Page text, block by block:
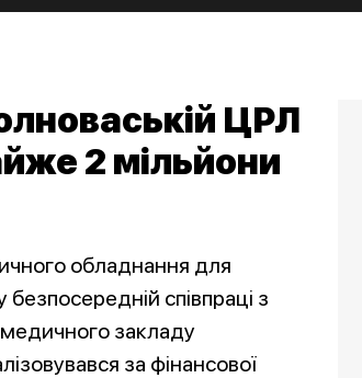
ЦРЛ
2 мільйони
обладнання для
безпосередній співпраці з
медичного закладу
за фінансової